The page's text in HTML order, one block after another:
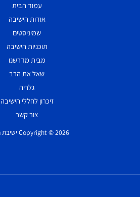
עמוד הבית
אודות הישיבה
שמיניסטים
תוכניות הישיבה
מבית מדרשנו
שאל את הרב
גלריה
זיכרון לחללי הישיבה
צור קשר
Copyright © 2026 ישיבת הכותל